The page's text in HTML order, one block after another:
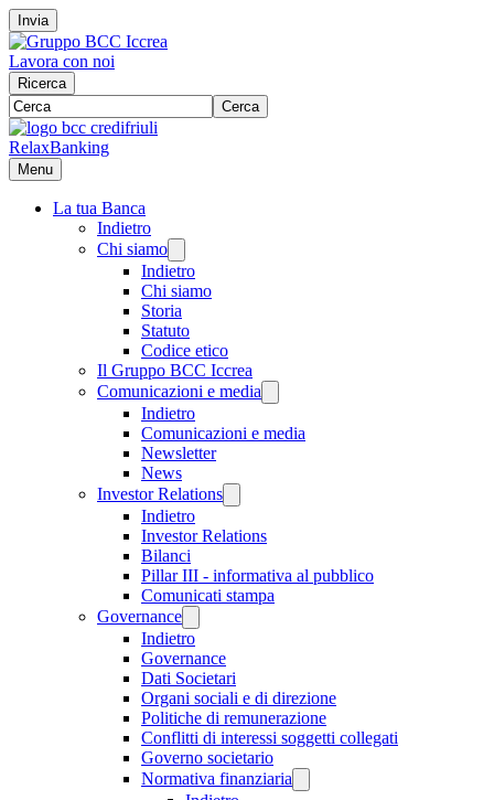
Invia
Lavora con noi
Ricerca
Cerca
RelaxBanking
Menu
La tua Banca
Indietro
Chi siamo
Indietro
Chi siamo
Storia
Statuto
Codice etico
Il Gruppo BCC Iccrea
Comunicazioni e media
Indietro
Comunicazioni e media
Newsletter
News
Investor Relations
Indietro
Investor Relations
Bilanci
Pillar III - informativa al pubblico
Comunicati stampa
Governance
Indietro
Governance
Dati Societari
Organi sociali e di direzione
Politiche di remunerazione
Conflitti di interessi soggetti collegati
Governo societario
Normativa finanziaria